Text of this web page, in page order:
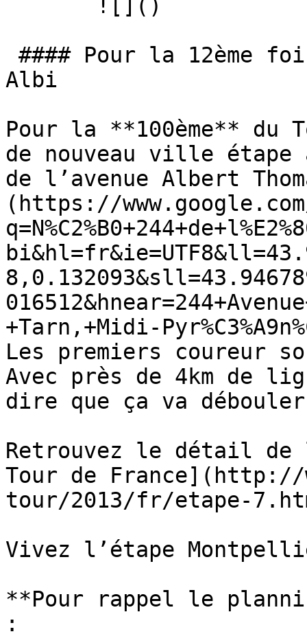
Albi
Pour la **100ème**
de nouveau ville étape
de l’avenue Albert
(https://
+Tarn,+Midi-
Les premiers coureur
Avec près de 4km de
dire que ça va
Retrouvez le détail
Tour de
tour/2013/fr/etape-
Vivez l’étape
**Pour rappel le
: